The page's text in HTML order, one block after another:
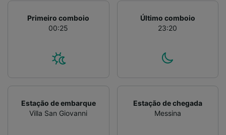
Primeiro comboio
00:25
Último comboio
23:20
Estação de embarque
Villa San Giovanni
Estação de chegada
Messina